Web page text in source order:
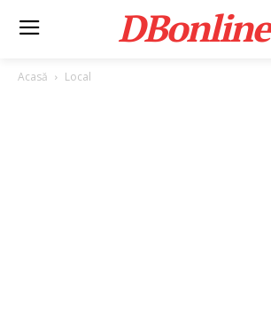
DBonline
Acasă Local